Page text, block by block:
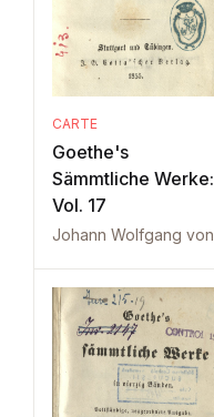
CARTE
Goethe's
Sämmtliche Werke:
Vol. 17